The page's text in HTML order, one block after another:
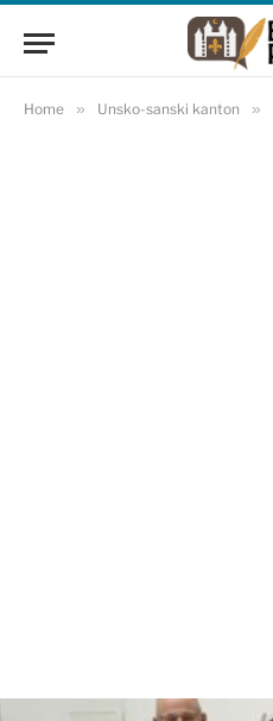
Home » Unsko-sanski kanton »